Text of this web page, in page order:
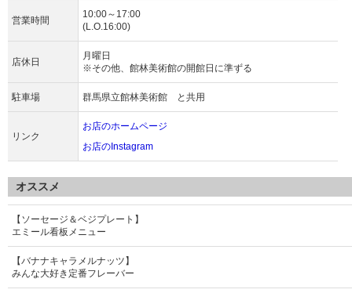
営業時間
10:00～17:00
(L.O.16:00)
店休日
月曜日
※その他、館林美術館の開館日に準ずる
駐車場 群馬県立館林美術館 と共用
リンク
お店のホームページ
お店のInstagram
オススメ
【ソーセージ＆ベジプレート】
エミール看板メニュー
【バナナキャラメルナッツ】
みんな大好き定番フレーバー